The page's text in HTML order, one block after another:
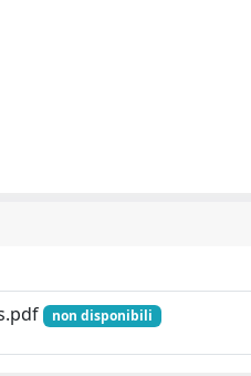
non disponibili